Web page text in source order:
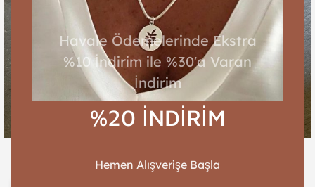
Havale Ödemelerinde Ekstra
%10 İndirim ile %30'a Varan
İndirim
%20 İNDİRİM
Hemen Alışverişe Başla